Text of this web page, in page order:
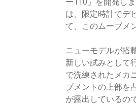
は、限定時計でデ
て、このムーブメ
ニューモデルが搭
新しい試みとして
で洗練されたメカ
ブメントの上部を
が露出しているの